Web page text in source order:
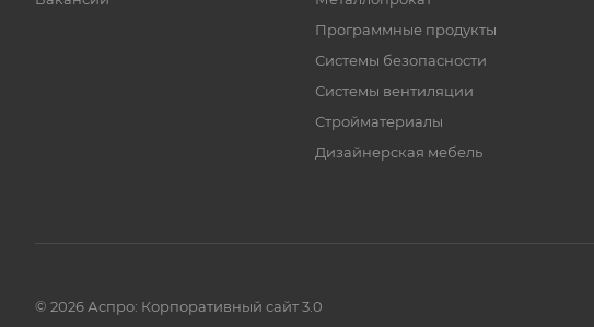
Программные продукты
Системы безопасности
Системы вентиляции
Стройматериалы
Дизайнерская мебель
© 2026 Аспро: Корпоративный сайт 3.0